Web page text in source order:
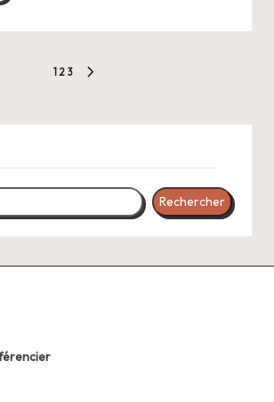
1 2 3
Rechercher